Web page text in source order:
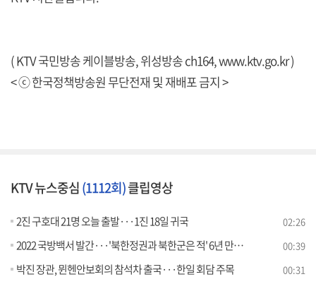
( KTV 국민방송 케이블방송, 위성방송 ch164,www.ktv.go.kr)
< ⓒ 한국정책방송원 무단전재 및 재배포 금지 >
KTV 뉴스중심(1112회)클립영상
2진 구호대 21명 오늘 출발···1진 18일 귀국 02:26
2022 국방백서 발간···'북한정권과 북한군은 적' 6년 만에 부활 00:39
박진 장관, 뮌헨안보회의 참석차 출국···한일 회담 주목 00:31